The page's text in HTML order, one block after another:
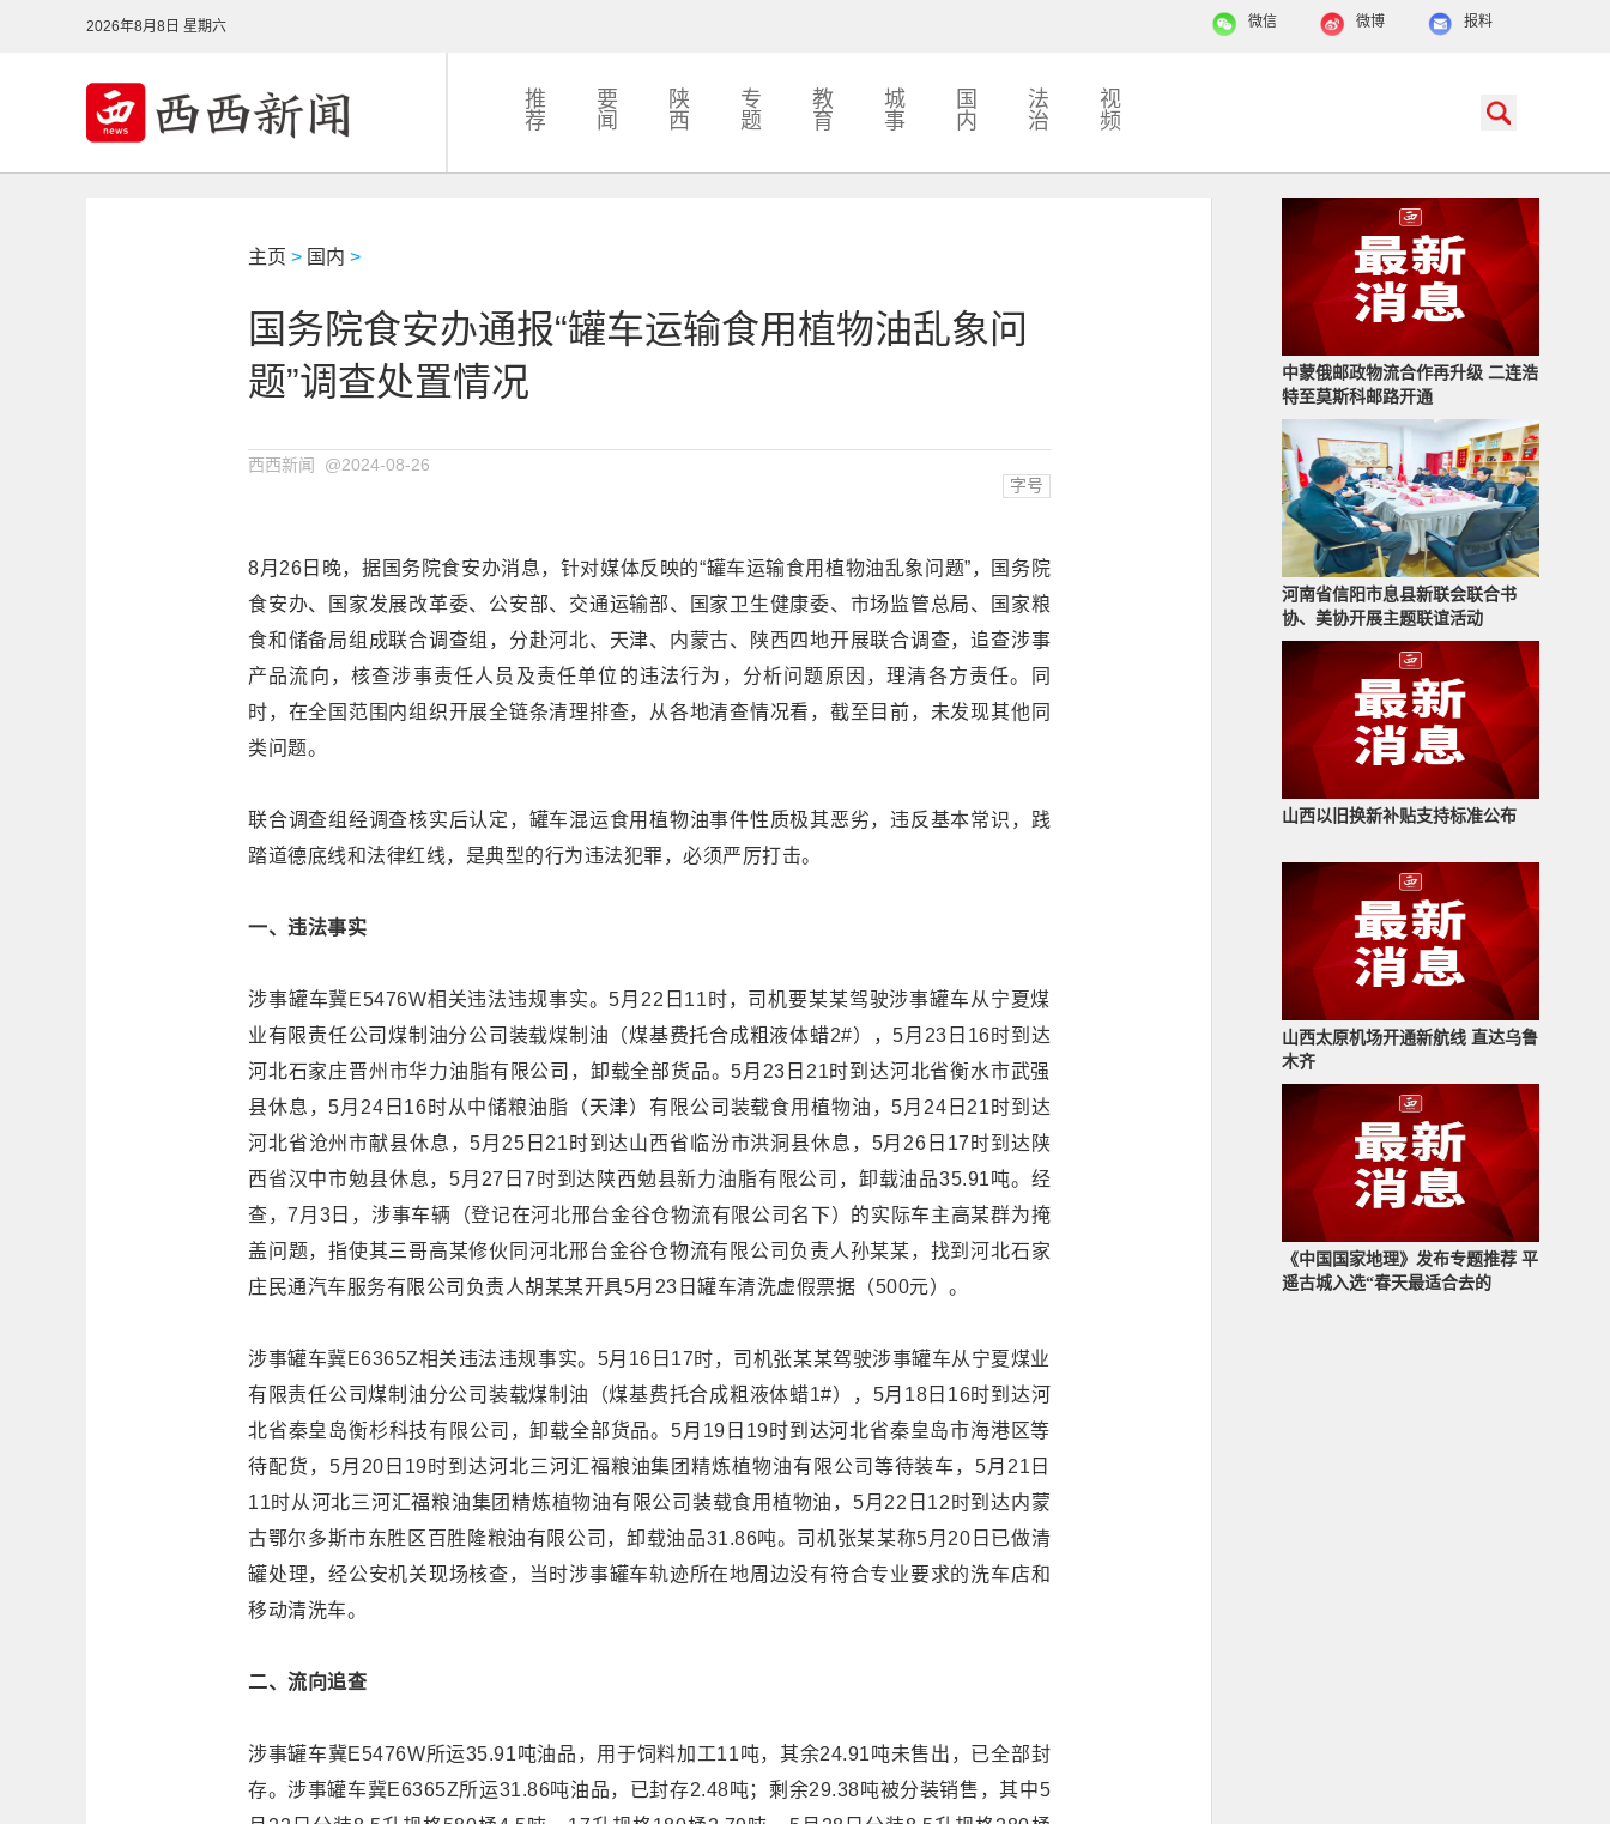
2026年8月8日 星期六 报料
微博
微信
推
荐
要
闻
陕
西
专
题
教
育
城
事
国
内
法
治
视
频
主页 > 国内 >
国务院食安办通报“罐车运输食用植物油乱象问
题”调查处置情况
西西新闻 @2024-08-26
字号
8月26日晚，据国务院食安办消息，针对媒体反映的“罐车运输食用植物油乱象问题”，国务院
食安办、国家发展改革委、公安部、交通运输部、国家卫生健康委、市场监管总局、国家粮
食和储备局组成联合调查组，分赴河北、天津、内蒙古、陕西四地开展联合调查，追查涉事
产品流向，核查涉事责任人员及责任单位的违法行为，分析问题原因，理清各方责任。同
时，在全国范围内组织开展全链条清理排查，从各地清查情况看，截至目前，未发现其他同
类问题。
联合调查组经调查核实后认定，罐车混运食用植物油事件性质极其恶劣，违反基本常识，践
踏道德底线和法律红线，是典型的行为违法犯罪，必须严厉打击。
一、违法事实
涉事罐车冀E5476W相关违法违规事实。5月22日11时，司机要某某驾驶涉事罐车从宁夏煤
业有限责任公司煤制油分公司装载煤制油（煤基费托合成粗液体蜡2#），5月23日16时到达
河北石家庄晋州市华力油脂有限公司，卸载全部货品。5月23日21时到达河北省衡水市武强
县休息，5月24日16时从中储粮油脂（天津）有限公司装载食用植物油，5月24日21时到达
河北省沧州市献县休息，5月25日21时到达山西省临汾市洪洞县休息，5月26日17时到达陕
西省汉中市勉县休息，5月27日7时到达陕西勉县新力油脂有限公司，卸载油品35.91吨。经
查，7月3日，涉事车辆（登记在河北邢台金谷仓物流有限公司名下）的实际车主高某群为掩
盖问题，指使其三哥高某修伙同河北邢台金谷仓物流有限公司负责人孙某某，找到河北石家
庄民通汽车服务有限公司负责人胡某某开具5月23日罐车清洗虚假票据（500元）。
涉事罐车冀E6365Z相关违法违规事实。5月16日17时，司机张某某驾驶涉事罐车从宁夏煤业
有限责任公司煤制油分公司装载煤制油（煤基费托合成粗液体蜡1#），5月18日16时到达河
北省秦皇岛衡杉科技有限公司，卸载全部货品。5月19日19时到达河北省秦皇岛市海港区等
待配货，5月20日19时到达河北三河汇福粮油集团精炼植物油有限公司等待装车，5月21日
11时从河北三河汇福粮油集团精炼植物油有限公司装载食用植物油，5月22日12时到达内蒙
古鄂尔多斯市东胜区百胜隆粮油有限公司，卸载油品31.86吨。司机张某某称5月20日已做清
罐处理，经公安机关现场核查，当时涉事罐车轨迹所在地周边没有符合专业要求的洗车店和
移动清洗车。
二、流向追查
涉事罐车冀E5476W所运35.91吨油品，用于饲料加工11吨，其余24.91吨未售出，已全部封
存。涉事罐车冀E6365Z所运31.86吨油品，已封存2.48吨；剩余29.38吨被分装销售，其中5
中蒙俄邮政物流合作再升级 二连浩
特至莫斯科邮路开通
河南省信阳市息县新联会联合书
协、美协开展主题联谊活动
山西以旧换新补贴支持标准公布
山西太原机场开通新航线 直达乌鲁
木齐
《中国国家地理》发布专题推荐 平
遥古城入选“春天最适合去的